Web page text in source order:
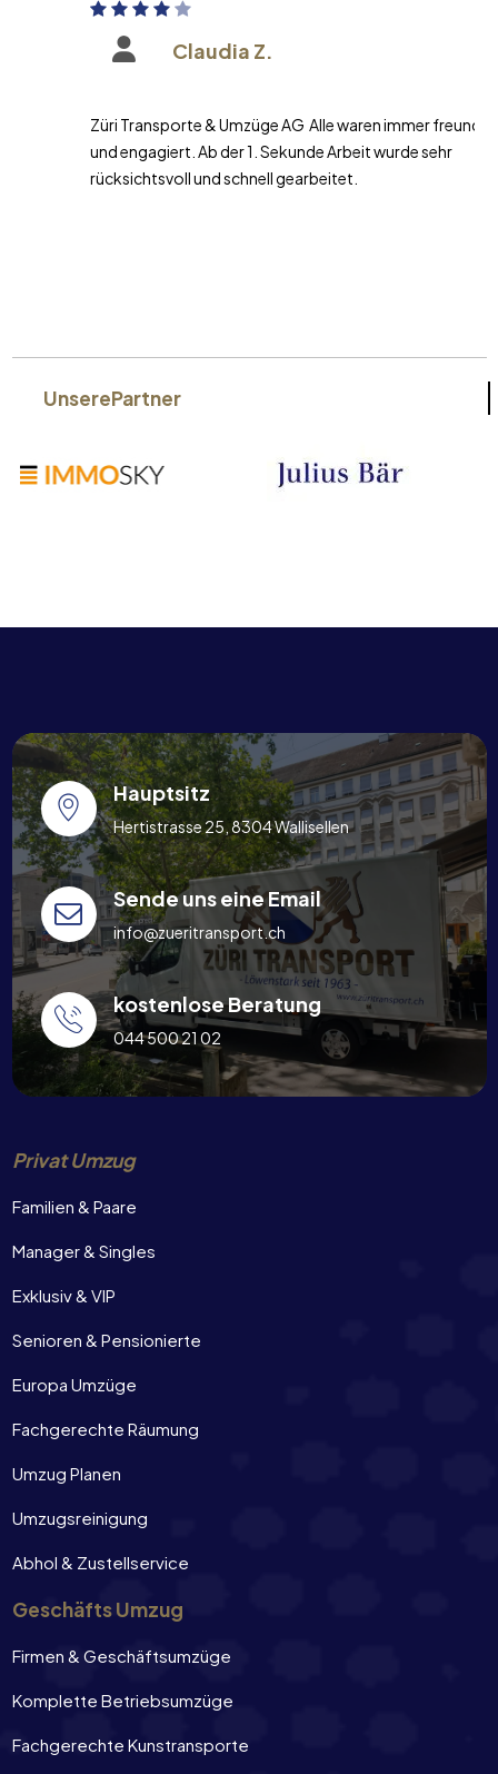
Claudia Z.
Züri Transporte & Umzüge AG Alle waren immer freundlich
und engagiert. Ab der 1. Sekunde Arbeit wurde sehr
rücksichtsvoll und schnell gearbeitet.
UnserePartner
Hauptsitz
Hertistrasse 25, 8304 Wallisellen
Sende uns eine Email
info@zueritransport.ch
kostenlose Beratung
044 500 21 02
Privat Umzug
Familien & Paare
Manager & Singles
Exklusiv & VIP
Senioren & Pensionierte
Europa Umzüge
Fachgerechte Räumung
Umzug Planen
Umzugsreinigung
Abhol & Zustellservice
Geschäfts Umzug
Firmen & Geschäftsumzüge
Komplette Betriebsumzüge
Fachgerechte Kunstransporte